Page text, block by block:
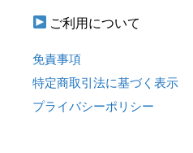
ご利用について
免責事項
特定商取引法に基づく表示
プライバシーポリシー